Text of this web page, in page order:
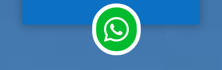
